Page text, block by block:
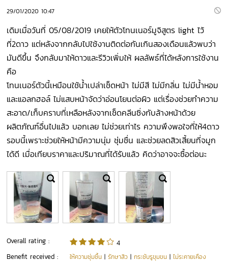
29/01/2020 10:47
เดิมเมื่อวันที่ 05/08/2019 เคยให้ตัวโทนเนอร์มูจิสูตร light ไว้
ที่2ดาว แต่หลังจากกลับไปใช้งานติดต่อกันเกินสองเดือนแล้วพบว่า
มันดีขึ้น จึงกลับมาให้ดาวและรีวิวเพิ่มให้ ผลลัพธ์ที่ได้หลังการใช้งาน
คือ
โทนเนอร์ตัวนี้เหมือนใช้น้ำเปล่าเช็ดหน้า ไม่มีสี ไม่มีกลิ่น ไม่มีน้ำหอม
และแอลกฮอล์ ไม่แสบหน้าจัดว่าอ่อนโยนต่อผิว แต่เรื่องช่วยทำความ
สะอาด/เก็บคราบที่เหลือหลังจากเช็ดคลีนซิ่งกับล้างหน้าด้วย
ผลิตภัณฑ์อื่นไปแล้ว บอกเลย ไม่ช่วยเท่าไร ความพึงพอใจที่ให้4ดาว
รอบนี้เพราะช่วยให้หน้ามีความนุ่ม ชุ่มชื่น และช่วยลดสิวเสี้ยนที่จมูก
ได้ดี เมื่อเทียบราคาและปริมาณที่ได้รับแล้ว คิดว่าอาจจะซื้อต่อนะ
Overall rating :
4
Benefit received :
ให้ความชุ่มชื้น |รักษาสิว |กระชับรูขุมขน |ไม่ระคายเคือง